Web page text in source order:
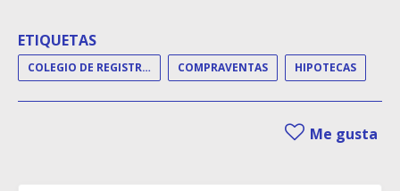
ETIQUETAS
COLEGIO DE REGISTRADORES COMPRAVENTAS HIPOTECAS
Me gusta